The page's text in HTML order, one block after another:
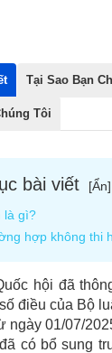
Tại Sao Bạn
Tôi
bài viết [Ẩn]
là gì?
hợp không thi
hội đã
điều của Bộ
ngày 01/07/
có bổ sung